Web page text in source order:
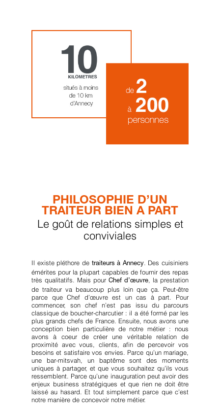
PHILOSOPHIE D’UN
TRAITEUR BIEN A PART
Le goût de relations simples et
conviviales
Il existe pléthore de traiteurs à Annecy. Des cuisiniers
émérites pour la plupart capables de fournir des repas
très qualitatifs. Mais pour Chef d’œuvre, la prestation
de traiteur va beaucoup plus loin que ça. Peut-être
parce que Chef d’œuvre est un cas à part. Pour
commencer, son chef n’est pas issu du parcours
classique de boucher-charcutier : il a été formé par les
plus grands chefs de France. Ensuite, nous avons une
conception bien particulière de notre métier : nous
avons à coeur de créer une véritable relation de
proximité avec vous, clients, afin de percevoir vos
besoins et satisfaire vos envies. Parce qu’un mariage,
une bar-mitsvah, un baptême sont des moments
uniques à partager, et que vous souhaitez qu’ils vous
ressemblent. Parce qu’une inauguration peut avoir des
enjeux business stratégiques et que rien ne doit être
laissé au hasard. Et tout simplement parce que c’est
notre manière de concevoir notre métier.